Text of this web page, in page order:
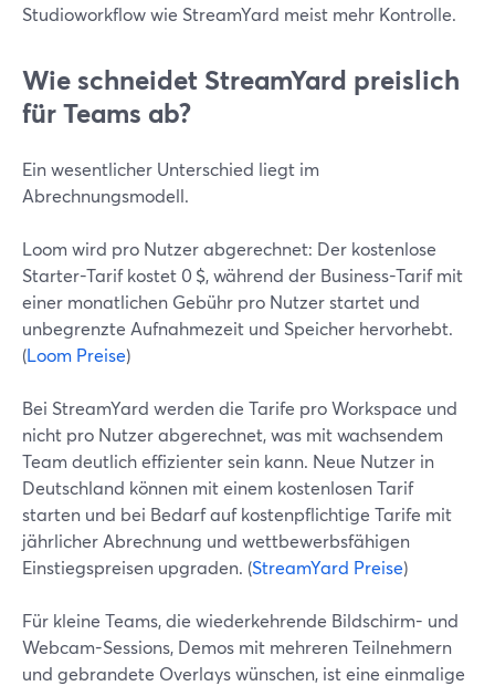
Studioworkflow wie StreamYard meist mehr Kontrolle.
Wie schneidet StreamYard preislich
für Teams ab?
Ein wesentlicher Unterschied liegt im
Abrechnungsmodell.
Loom wird pro Nutzer abgerechnet: Der kostenlose
Starter-Tarif kostet 0 $, während der Business-Tarif mit
einer monatlichen Gebühr pro Nutzer startet und
unbegrenzte Aufnahmezeit und Speicher hervorhebt.
(Loom Preise)
Bei StreamYard werden die Tarife pro Workspace und
nicht pro Nutzer abgerechnet, was mit wachsendem
Team deutlich effizienter sein kann. Neue Nutzer in
Deutschland können mit einem kostenlosen Tarif
starten und bei Bedarf auf kostenpflichtige Tarife mit
jährlicher Abrechnung und wettbewerbsfähigen
Einstiegspreisen upgraden. (StreamYard Preise)
Für kleine Teams, die wiederkehrende Bildschirm- und
Webcam-Sessions, Demos mit mehreren Teilnehmern
und gebrandete Overlays wünschen, ist eine einmalige